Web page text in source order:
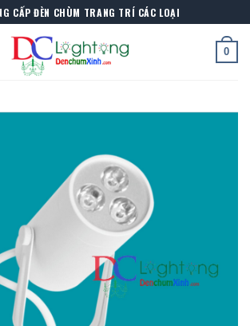
CẤP ĐÈN CHÙM TRANG TRÍ CÁC LOẠI
0